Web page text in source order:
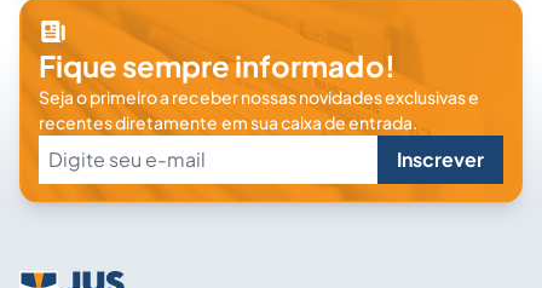
Fique sempre informado!
Seja o primeiro a receber nossas novidades exclusivas e
recentes diretamente em sua caixa de entrada.
Inscrever